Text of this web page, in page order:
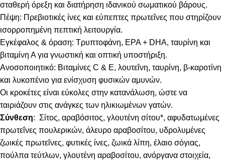
σταθερή όρεξη και διατήρηση ιδανικού σωματικού βάρους.
Πέψη: Πρεβιοτικές ίνες και εύπεπτες πρωτεΐνες που στηρίζουν
ισορροπημένη πεπτική λειτουργία.
Εγκέφαλος & όραση: Τρυπτοφάνη, EPA + DHA, ταυρίνη και
βιταμίνη Α για γνωστική και οπτική υποστήριξη.
Ανοσοποιητικό: Βιταμίνες C & E, λουτεΐνη, ταυρίνη, β-καροτίνη
και λυκοπένιο για ενίσχυση φυσικών αμυνών.
Οι κροκέτες είναι εύκολες στην κατανάλωση, ώστε να
ταιριάζουν στις ανάγκες των ηλικιωμένων γατών.
Σύνθεση: Σίτος, αραβόσιτος, γλουτένη σίτου*, αφυδατωμένες
πρωτεΐνες πουλερικών, άλευρο αραβοσίτου, υδρολυμένες
ζωικές πρωτεΐνες, φυτικές ίνες, ζωικά λίπη, έλαιο σόγιας,
πούλπα τεύτλων, γλουτένη αραβοσίτου, ανόργανα στοιχεία,